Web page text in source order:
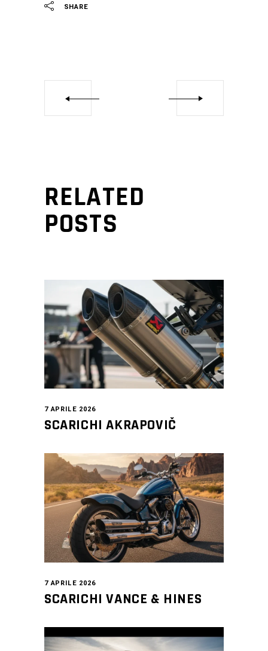
SHARE
RELATED
POSTS
7 APRILE 2026
SCARICHI AKRAPOVIČ
7 APRILE 2026
SCARICHI VANCE & HINES